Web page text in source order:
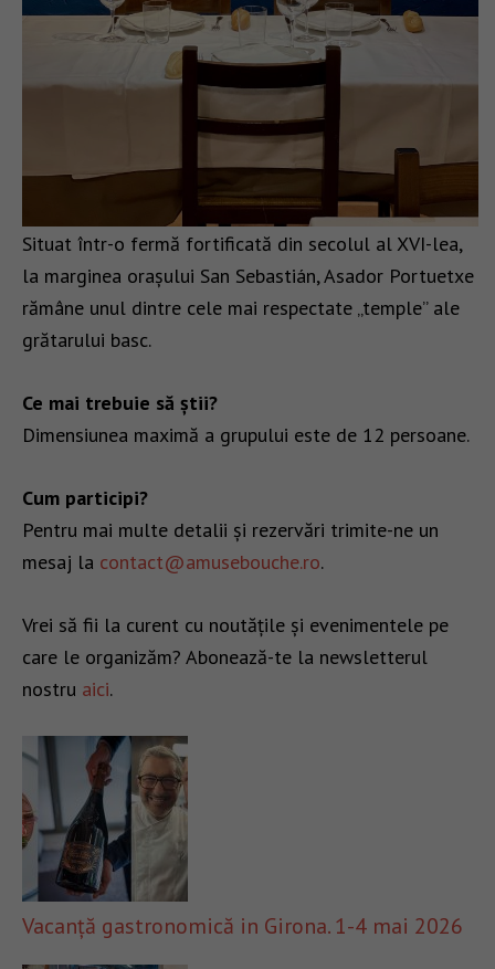
Situat într-o fermă fortificată din secolul al XVI-lea,
la marginea orașului San Sebastián, Asador Portuetxe
rămâne unul dintre cele mai respectate „temple” ale
grătarului basc.
Ce mai trebuie să știi?
Dimensiunea maximă a grupului este de 12 persoane.
Cum participi?
Pentru mai multe detalii și rezervări trimite-ne un
mesaj la contact@amusebouche.ro.
Vrei să fii la curent cu noutățile și evenimentele pe
care le organizăm? Abonează-te la newsletterul
nostru aici.
Vacanță gastronomică in Girona. 1-4 mai 2026